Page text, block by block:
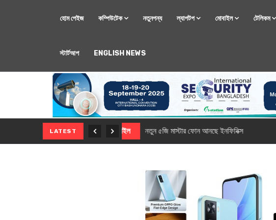
হোম পেইজ কম্পিউটেক নতুনপন্য ল্যাপটপ মোবাইল টেলিকম
স্টার্টআপ ENGLISH NEWS
LATEST মোবাইল নতুন সি-সিরিজ স্মার্টফোন নিয়ে আসছে রিয়েলমি